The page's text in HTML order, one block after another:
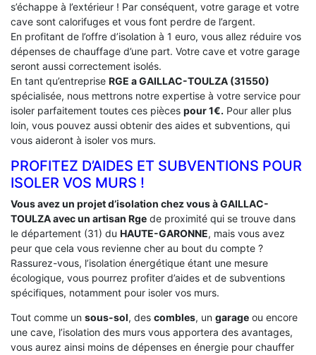
s’échappe à l’extérieur ! Par conséquent, votre garage et votre
cave sont calorifuges et vous font perdre de l’argent.
En profitant de l’offre d’isolation à 1 euro, vous allez réduire vos
dépenses de chauffage d’une part. Votre cave et votre garage
seront aussi correctement isolés.
En tant qu’entreprise RGE a GAILLAC-TOULZA (31550)
spécialisée, nous mettrons notre expertise à votre service pour
isoler parfaitement toutes ces pièces pour 1€. Pour aller plus
loin, vous pouvez aussi obtenir des aides et subventions, qui
vous aideront à isoler vos murs.
PROFITEZ D’AIDES ET SUBVENTIONS POUR
ISOLER VOS MURS !
Vous avez un projet d’isolation chez vous à GAILLAC-
TOULZA avec un artisan Rge de proximité qui se trouve dans
le département (31) du HAUTE-GARONNE, mais vous avez
peur que cela vous revienne cher au bout du compte ?
Rassurez-vous, l’isolation énergétique étant une mesure
écologique, vous pourrez profiter d’aides et de subventions
spécifiques, notamment pour isoler vos murs.
Tout comme un sous-sol, des combles, un garage ou encore
une cave, l’isolation des murs vous apportera des avantages,
vous aurez ainsi moins de dépenses en énergie pour chauffer